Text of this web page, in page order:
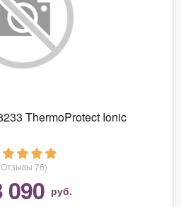
ThermoProtect Ionic
76)
090 руб.